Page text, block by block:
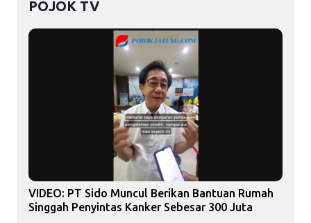
POJOK TV
VIDEO: PT Sido Muncul Berikan Bantuan Rumah
Singgah Penyintas Kanker Sebesar 300 Juta